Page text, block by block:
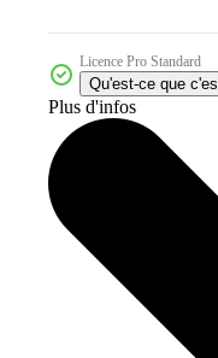
Licence Pro Standard
Qu'est-ce que
Plus d'infos